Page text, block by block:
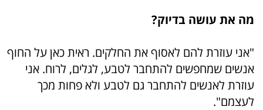
מה את עושה בדיוק?
"אני עוזרת להם לאסוף את החלקים. ראית כאן על החוף
אנשים שמחפשים להתחבר לטבע, לגלים, לרוח. אני
עוזרת לאנשים להתחבר גם לטבע ולא פחות מכך
לעצמם".